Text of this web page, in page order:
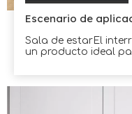
Sala de estarEl
un producto ideal
perfectamente con